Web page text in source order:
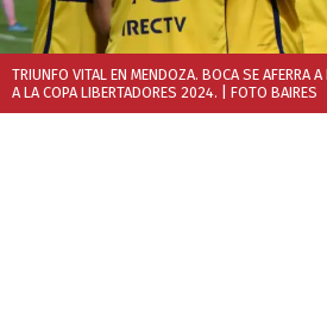
TRIUNFO VITAL EN MENDOZA. BOCA SE AFERRA
A LA COPA LIBERTADORES 2024. | FOTO BAIRES